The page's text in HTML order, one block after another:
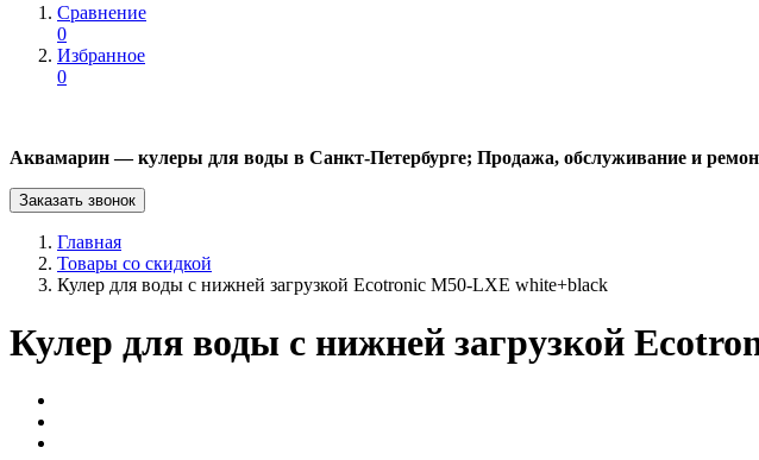
Сравнение
0
Избранное
0
Аквамарин — кулеры для воды в Санкт-Петербурге; Продажа, обслуживание и
Заказать звонок
Главная
Товары со скидкой
Кулер для воды с нижней загрузкой Ecotronic M50-LXE white+black
Кулер для воды с нижней загрузкой